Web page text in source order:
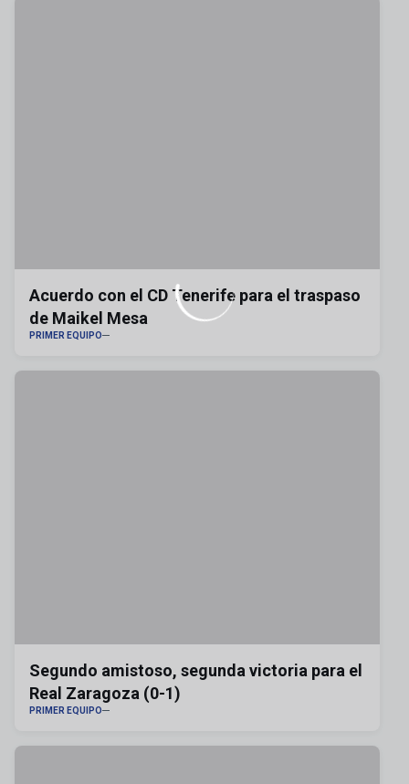
Acuerdo con el CD Tenerife para el traspaso
de Maikel Mesa
PRIMER EQUIPO
Segundo amistoso, segunda victoria para el
Real Zaragoza (0-1)
PRIMER EQUIPO